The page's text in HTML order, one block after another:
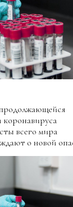
коронавируса
всего мира
о новой